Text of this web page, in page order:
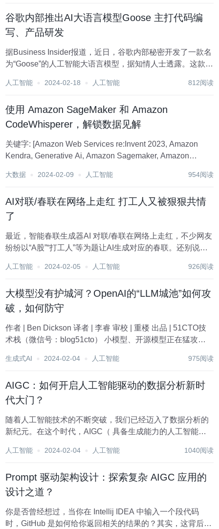
谷歌内部推出AI大语言模型Goose 主打代码编
写、产品研发
据Business Insider报道，近日，谷歌内部秘密开发了一款名
为“Goose”的人工智能大语言模型，据知情人士透露。这款AI
积淀，目的是大幅度提高内部团队的工作效能，特别是在代
人工智能 2024-02-18 人工智能 812阅读
使用 Amazon SageMaker 和 Amazon
CodeWhisperer，解锁数据见解
关键字: [Amazon Web Services re:Invent 2023, Amazon
Kendra, Generative Ai, Amazon Sagemaker, Amazon
大数据 2024-02-09 人工智能 954阅读
AI对联/春联在网络上走红 打工人又被狠狠共情
了
最近，智能春联生成器AI 对联/春联在网络上走红，不少网友
纷纷以“A股”“打工人”等为题让AI生成对应的春联。还别说，
经拿捏了普通人的心理。 项目地址:https://github.com/Y...
人工智能 2024-02-05 人工智能 926阅读
大模型没有护城河？OpenAI的“LLM城池”如何攻
破，如何防守
作者 | Ben Dickson 译者 | 李睿 审校 | 重楼 出品 | 51CTO技
术栈（微信号：blog51cto） 小模型、开源模型正在猛攻
河，以保护其LLM业务。 2023年5月，...
生成式AI 2024-02-04 人工智能 975阅读
AIGC：如何开启人工智能驱动的数据分析新时
代大门？
随着人工智能技术的不断突破，我们已经迈入了数据分析的
新纪元。在这个时代，AIGC（ 具备生成能力的人工智能）
剖 析GPTs应用商店的魔力所在、Python技术栈的无限可
人工智能 2024-02-04 人工智能 1040阅读
Prompt 驱动架构设计：探索复杂 AIGC 应用的
设计之道？
你是否曾经想过，当你在 Intellij IDEA 中输入一个段代码
时，GitHub 是如何给你返回相关的结果的？其实，这背后的